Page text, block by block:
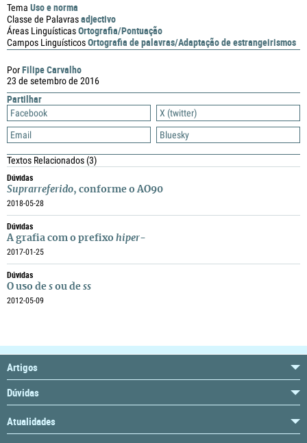
PorFilipe Carvalho
23 de setembro de 2016
Partilhar
Facebook
X (twitter)
Email
Bluesky
Textos Relacionados(3)
Dúvidas
Suprarreferido, conforme o AO90
2018-05-28
Dúvidas
A grafia com o prefixo hiper-
2017-01-25
Dúvidas
O uso de s ou de ss
2012-05-09
Tema Uso e norma
Classe de Palavrasadjectivo
Áreas LinguísticasOrtografia/Pontuação
Campos LinguísticosOrtografia de palavras/Adaptação de estrangeirismos
Artigos
Dúvidas
Atualidades